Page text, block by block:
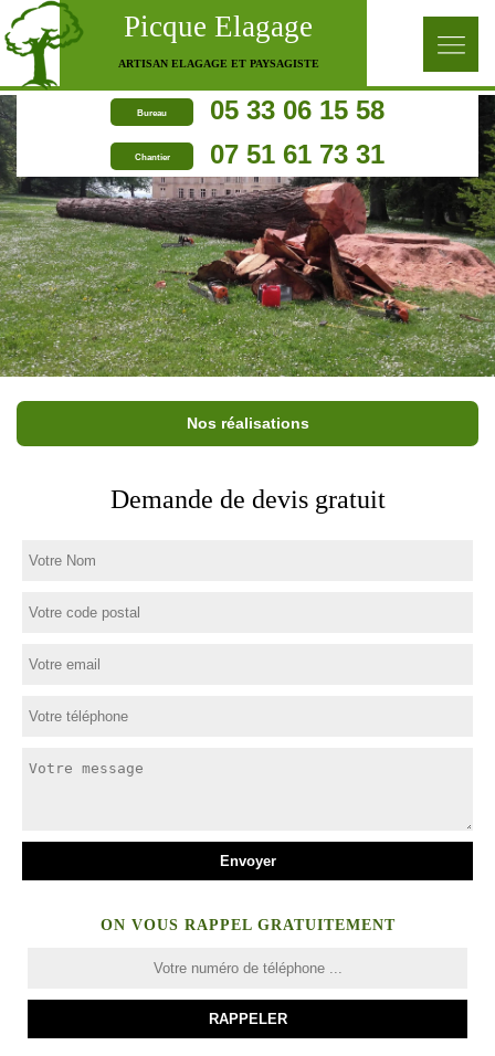
Picque Elagage
ARTISAN ELAGAGE ET PAYSAGISTE
Bureau 05 33 06 15 58
Chantier 07 51 61 73 31
Nos réalisations
Demande de devis gratuit
ON VOUS RAPPEL GRATUITEMENT